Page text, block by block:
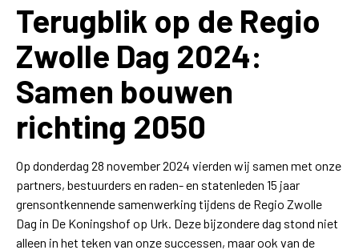
Terugblik op de Regio
Zwolle Dag 2024:
Samen bouwen
richting 2050
Op donderdag 28 november 2024 vierden wij samen met onze
partners, bestuurders en raden- en statenleden 15 jaar
grensontkennende samenwerking tijdens de Regio Zwolle
Dag in De Koningshof op Urk. Deze bijzondere dag stond niet
alleen in het teken van onze successen, maar ook van de